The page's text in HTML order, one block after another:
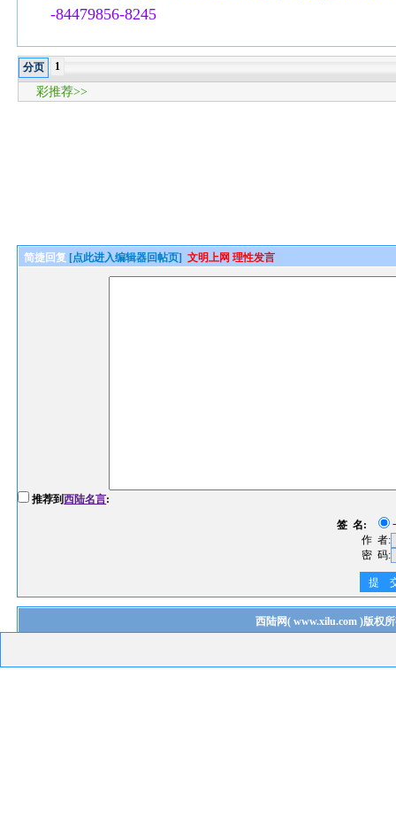
-84479856-8245
分页 1
彩推荐>>
简捷回复 [点此进入编辑器回帖页] 文明上网 理性发言
推荐到西陆名言:
签 名:
作 者:
密 码:
提
西陆网( www.xilu.com)版权